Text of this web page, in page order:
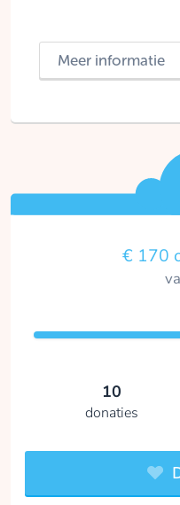
Meer informatie
€ 170
10
donaties